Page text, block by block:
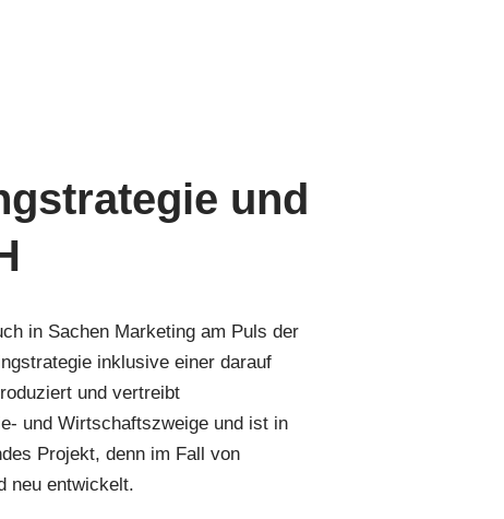
und
in Sachen Marketing am Puls der
inklusive einer darauf
und vertreibt
und Wirtschaftszweige und ist in
Projekt, denn im Fall von
neu entwickelt.